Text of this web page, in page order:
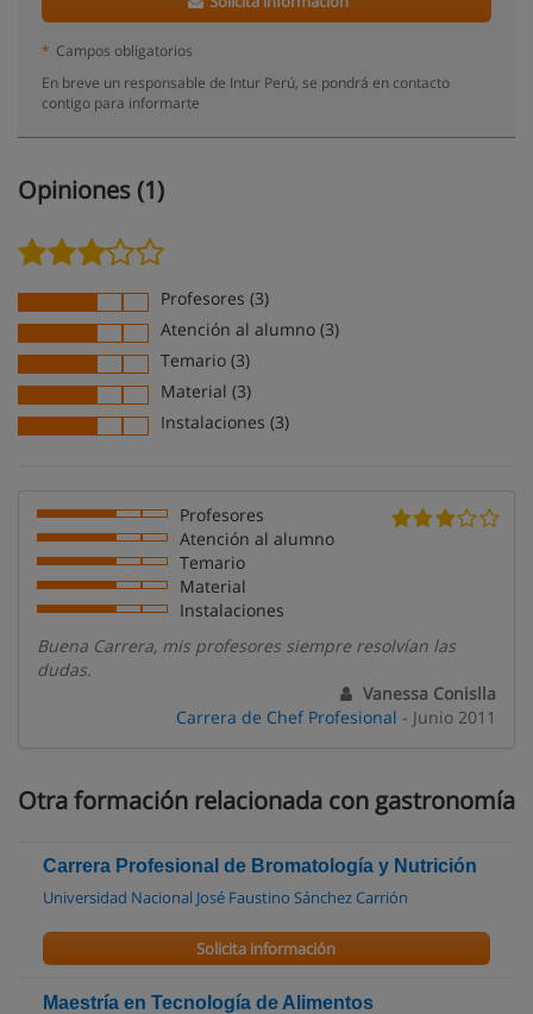
* Campos obligatorios
En breve un responsable de Intur Perú, se pondrá en contacto
contigo para informarte
Opiniones (1)
Profesores (3)
Atención al alumno (3)
Temario (3)
Material (3)
Instalaciones (3)
Profesores
Atención al alumno
Temario
Material
Instalaciones
Buena Carrera, mis profesores siempre resolvían las
dudas.
Vanessa Conislla
Carrera de Chef Profesional - Junio 2011
Otra formación relacionada con gastronomía
Carrera Profesional de Bromatología y Nutrición
Universidad Nacional José Faustino Sánchez Carrión
Solicita información
Maestría en Tecnología de Alimentos